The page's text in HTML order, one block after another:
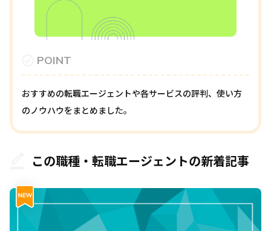
POINT
おすすめの転職エージェントや各サービスの評判、使い方
のノウハウをまとめました。
この職種・転職エージェントの新着記事